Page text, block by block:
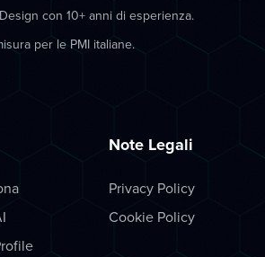
con 10+ anni di esperienza.
per le PMI italiane.
Note Legali
Privacy Policy
Cookie Policy